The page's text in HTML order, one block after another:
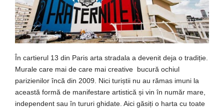
În cartierul 13 din Paris arta stradala a devenit deja o tradiție.
Murale care mai de care mai creative bucură ochiul
parizienilor încă din 2009. Nici turiștii nu au rămas imuni la
această formă de manifestare artistică și vin în număr mare,
independent sau în tururi ghidate. Aici găsiți o harta cu toate